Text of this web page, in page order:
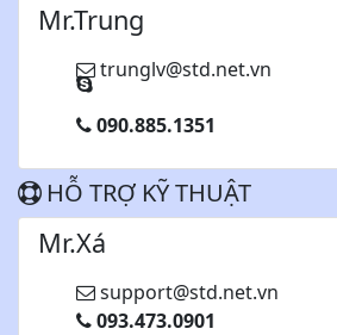
Mr.Trung
trunglv@std.net.vn
090.885.1351
HỖ TRỢ KỸ THUẬT
Mr.Xá
support@std.net.vn
093.473.0901